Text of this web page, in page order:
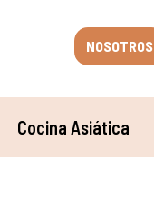
NOSOTROS
Cocina Asiática